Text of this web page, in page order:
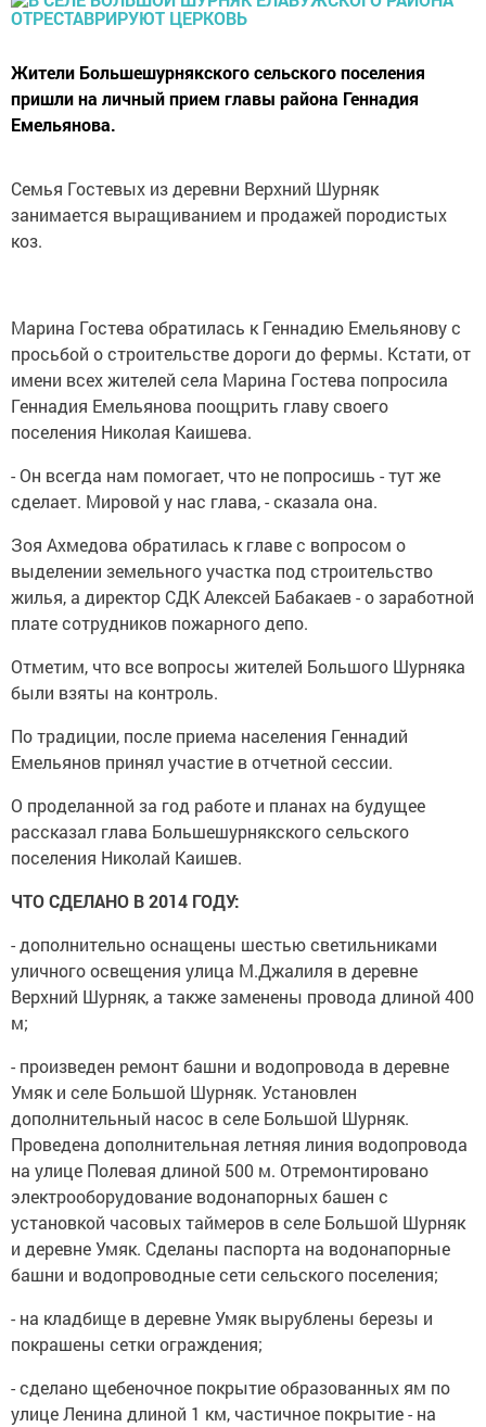
Жители Большешурнякского сельского поселения
пришли на личный прием главы района Геннадия
Емельянова.
Семья Гостевых из деревни Верхний Шурняк
занимается выращиванием и продажей породистых
коз.
Марина Гостева обратилась к Геннадию Емельянову с
просьбой о строительстве дороги до фермы. Кстати, от
имени всех жителей села Марина Гостева попросила
Геннадия Емельянова поощрить главу своего
поселения Николая Каишева.
- Он всегда нам помогает, что не попросишь - тут же
сделает. Мировой у нас глава, - сказала она.
Зоя Ахмедова обратилась к главе с вопросом о
выделении земельного участка под строительство
жилья, а директор СДК Алексей Бабакаев - о заработной
плате сотрудников пожарного депо.
Отметим, что все вопросы жителей Большого Шурняка
были взяты на контроль.
По традиции, после приема населения Геннадий
Емельянов принял участие в отчетной сессии.
О проделанной за год работе и планах на будущее
рассказал глава Большешурнякского сельского
поселения Николай Каишев.
ЧТО СДЕЛАНО В 2014 ГОДУ:
- дополнительно оснащены шестью светильниками
уличного освещения улица М.Джалиля в деревне
Верхний Шурняк, а также заменены провода длиной 400
м;
- произведен ремонт башни и водопровода в деревне
Умяк и селе Большой Шурняк. Установлен
дополнительный насос в селе Большой Шурняк.
Проведена дополнительная летняя линия водопровода
на улице Полевая длиной 500 м. Отремонтировано
электрооборудование водонапорных башен с
установкой часовых таймеров в селе Большой Шурняк
и деревне Умяк. Сделаны паспорта на водонапорные
башни и водопроводные сети сельского поселения;
- на кладбище в деревне Умяк вырублены березы и
покрашены сетки ограждения;
- сделано щебеночное покрытие образованных ям по
улице Ленина длиной 1 км, частичное покрытие - на